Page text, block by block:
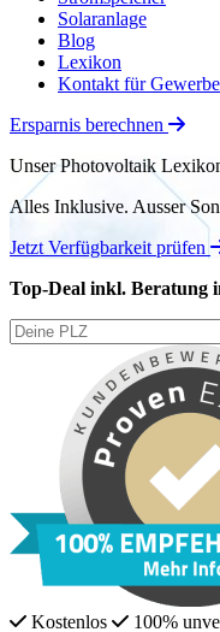
Solaranlage
Blog
Lexikon
Kontakt für
Ersparnis berechnen
Unser Photovoltaik
Alles Inklusive. Ausser
Jetzt Verfügbarkeit prüfen
Top-Deal inkl. Beratung
Kostenlos 100%